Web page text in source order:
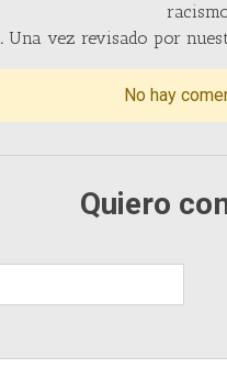
Una vez revisado por
No hay
Quiero